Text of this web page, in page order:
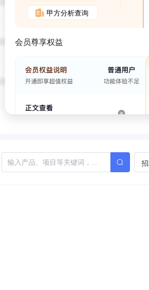
甲方分析查询
会员尊享权益